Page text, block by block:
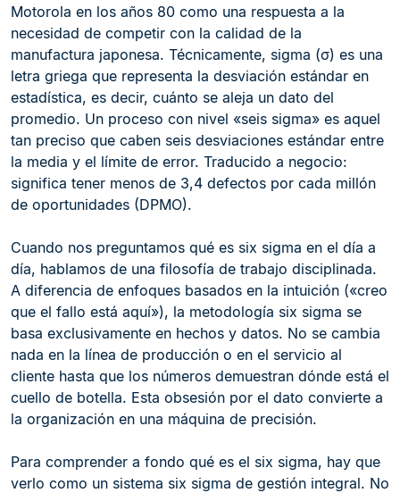
Motorola en los años 80 como una respuesta a la
necesidad de competir con la calidad de la
manufactura japonesa. Técnicamente, sigma (σ) es una
letra griega que representa la desviación estándar en
estadística, es decir, cuánto se aleja un dato del
promedio. Un proceso con nivel «seis sigma» es aquel
tan preciso que caben seis desviaciones estándar entre
la media y el límite de error. Traducido a negocio:
significa tener menos de 3,4 defectos por cada millón
de oportunidades (DPMO).
Cuando nos preguntamos qué es six sigma en el día a
día, hablamos de una filosofía de trabajo disciplinada.
A diferencia de enfoques basados en la intuición («creo
que el fallo está aquí»), la metodología six sigma se
basa exclusivamente en hechos y datos. No se cambia
nada en la línea de producción o en el servicio al
cliente hasta que los números demuestran dónde está el
cuello de botella. Esta obsesión por el dato convierte a
la organización en una máquina de precisión.
Para comprender a fondo qué es el six sigma, hay que
verlo como un sistema six sigma de gestión integral. No